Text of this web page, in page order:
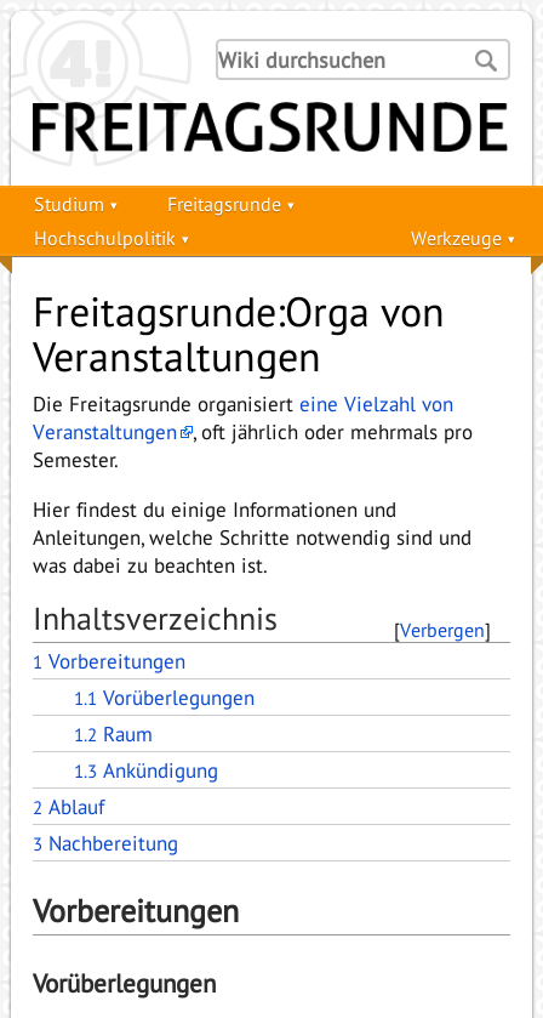
Studium
Freitagsrunde
Hochschulpolitik
Werkzeuge
Freitagsrunde:Orga von
Veranstaltungen
Die Freitagsrunde organisiert eine Vielzahl von
Veranstaltungen
, oft jährlich oder mehrmals pro
Semester.
Hier findest du einige Informationen und
Anleitungen, welche Schritte notwendig sind und
was dabei zu beachten ist.
Inhaltsverzeichnis [Verbergen]
1 Vorbereitungen
1.1 Vorüberlegungen
1.2 Raum
1.3 Ankündigung
2 Ablauf
3 Nachbereitung
Vorbereitungen
Vorüberlegungen